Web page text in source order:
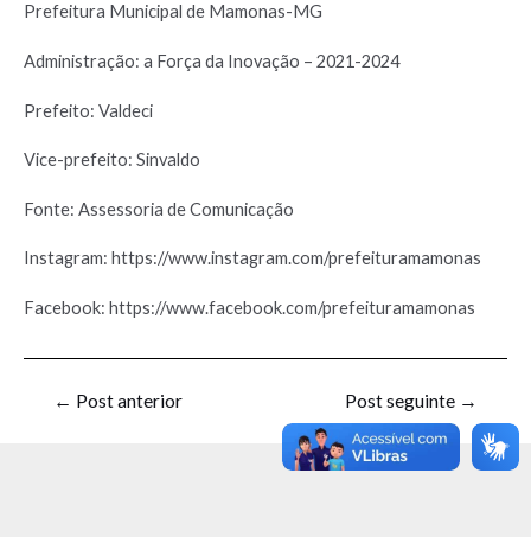
Prefeitura Municipal de Mamonas-MG
Administração: a Força da Inovação – 2021-2024
Prefeito: Valdeci
Vice-prefeito: Sinvaldo
Fonte: Assessoria de Comunicação
Instagram: https://www.instagram.com/prefeituramamonas
Facebook: https://www.facebook.com/prefeituramamonas
← Post anterior Post seguinte →